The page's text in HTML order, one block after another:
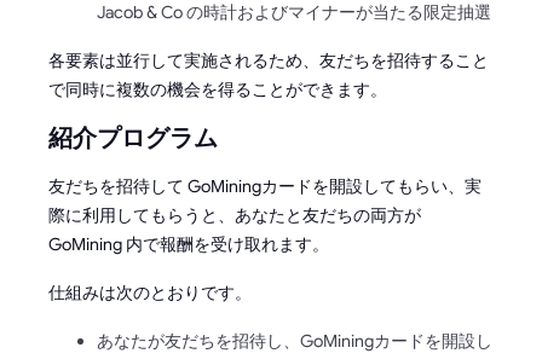
Jacob & Co の時計およびマイナーが当たる限定抽選
各要素は並行して実施されるため、友だちを招待すること
で同時に複数の機会を得ることができます。
紹介プログラム
友だちを招待して GoMiningカードを開設してもらい、実
際に利用してもらうと、あなたと友だちの両方が
GoMining 内で報酬を受け取れます。
仕組みは次のとおりです。
あなたが友だちを招待し、GoMiningカードを開設し